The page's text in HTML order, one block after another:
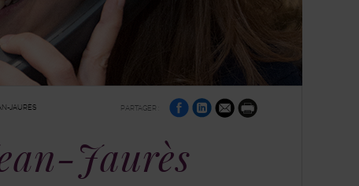
JAURÈS PARTAGER :
sur
Facebook
sur
Linkedin
par
e-
mail
Imprimer
Jaurès